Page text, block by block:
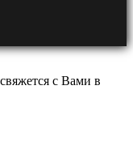
с Вами в